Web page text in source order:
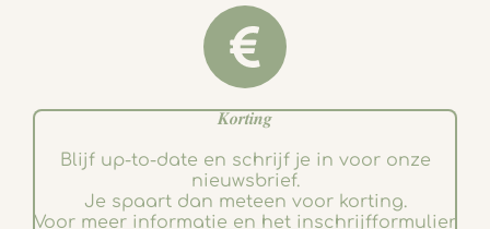
𝑲𝒐𝒓𝒕𝒊𝒏𝒈
Blijf up-to-date en schrijf je in voor onze
nieuwsbrief.
Je spaart dan meteen voor korting.
Voor meer informatie en het inschrijfformulier